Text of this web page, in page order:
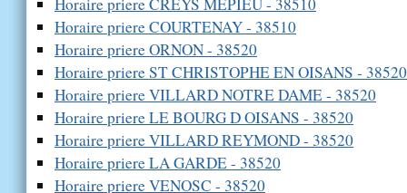
Horaire priere COURTENAY - 38510
Horaire priere ORNON - 38520
Horaire priere ST CHRISTOPHE EN OISANS - 38520
Horaire priere VILLARD NOTRE DAME - 38520
Horaire priere LE BOURG D OISANS - 38520
Horaire priere VILLARD REYMOND - 38520
Horaire priere LA GARDE - 38520
Horaire priere VENOSC - 38520